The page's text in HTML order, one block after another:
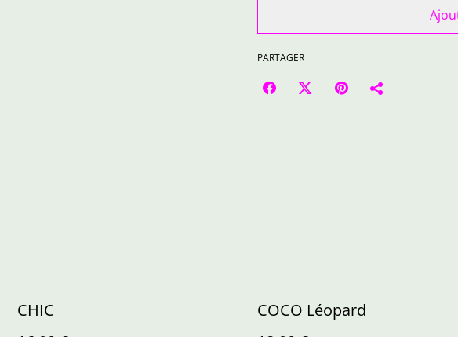
PARTAGER
CHIC
COCO Léopard